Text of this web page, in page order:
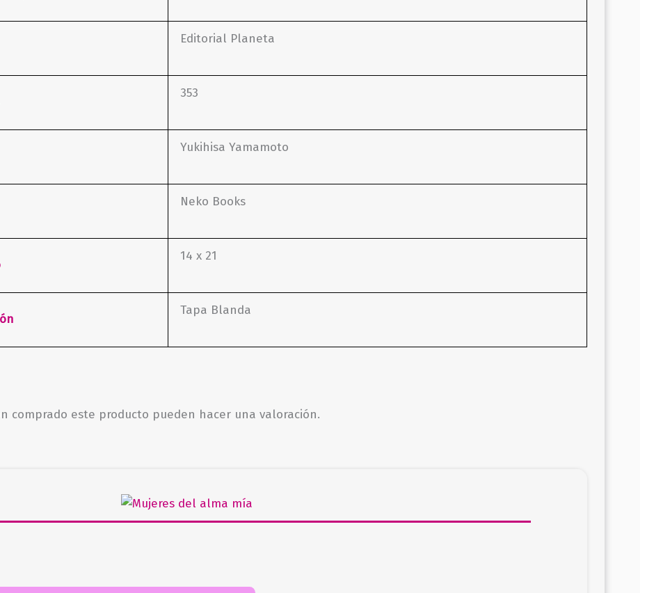
Editorial Planeta
353
Yukihisa Yamamoto
Neko Books
14 x 21
Tapa Blanda
comprado este producto pueden hacer una valoración.